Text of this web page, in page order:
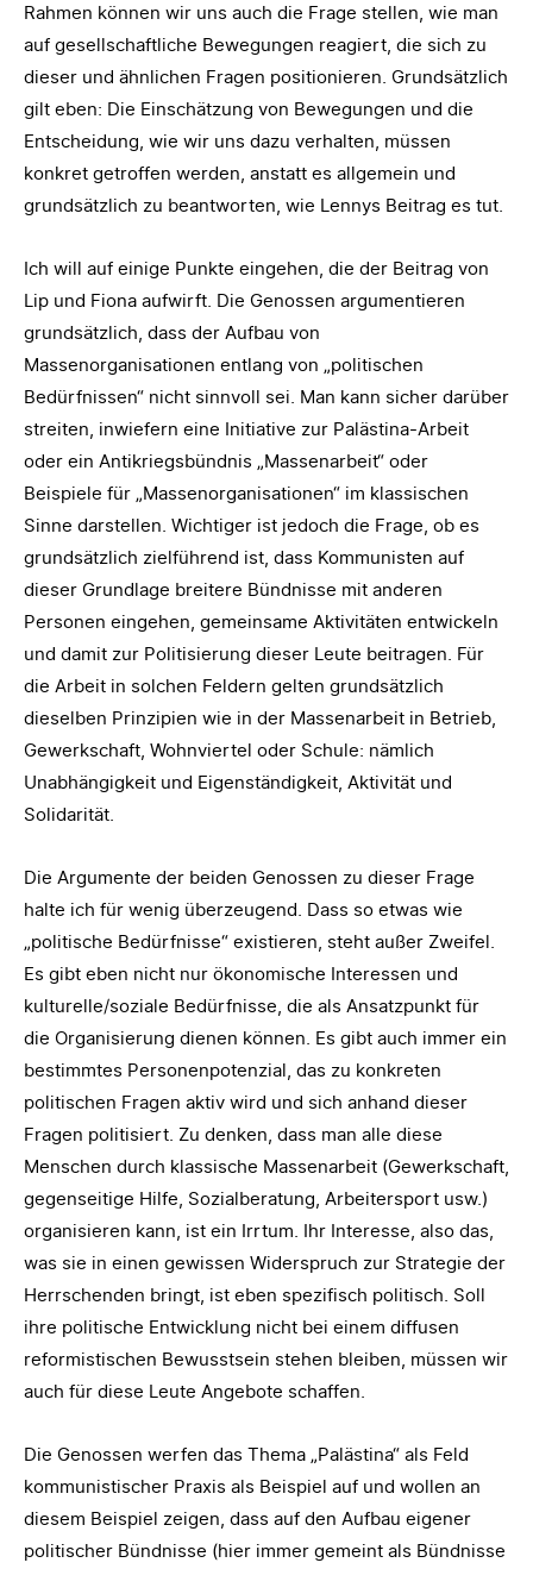
Rahmen können wir uns auch die Frage stellen, wie man
auf gesellschaftliche Bewegungen reagiert, die sich zu
dieser und ähnlichen Fragen positionieren. Grundsätzlich
gilt eben: Die Einschätzung von Bewegungen und die
Entscheidung, wie wir uns dazu verhalten, müssen
konkret getroffen werden, anstatt es allgemein und
grundsätzlich zu beantworten, wie Lennys Beitrag es tut.
Ich will auf einige Punkte eingehen, die der Beitrag von
Lip und Fiona aufwirft. Die Genossen argumentieren
grundsätzlich, dass der Aufbau von
Massenorganisationen entlang von „politischen
Bedürfnissen“ nicht sinnvoll sei. Man kann sicher darüber
streiten, inwiefern eine Initiative zur Palästina-Arbeit
oder ein Antikriegsbündnis „Massenarbeit“ oder
Beispiele für „Massenorganisationen“ im klassischen
Sinne darstellen. Wichtiger ist jedoch die Frage, ob es
grundsätzlich zielführend ist, dass Kommunisten auf
dieser Grundlage breitere Bündnisse mit anderen
Personen eingehen, gemeinsame Aktivitäten entwickeln
und damit zur Politisierung dieser Leute beitragen. Für
die Arbeit in solchen Feldern gelten grundsätzlich
dieselben Prinzipien wie in der Massenarbeit in Betrieb,
Gewerkschaft, Wohnviertel oder Schule: nämlich
Unabhängigkeit und Eigenständigkeit, Aktivität und
Solidarität.
Die Argumente der beiden Genossen zu dieser Frage
halte ich für wenig überzeugend. Dass so etwas wie
„politische Bedürfnisse“ existieren, steht außer Zweifel.
Es gibt eben nicht nur ökonomische Interessen und
kulturelle/soziale Bedürfnisse, die als Ansatzpunkt für
die Organisierung dienen können. Es gibt auch immer ein
bestimmtes Personenpotenzial, das zu konkreten
politischen Fragen aktiv wird und sich anhand dieser
Fragen politisiert. Zu denken, dass man alle diese
Menschen durch klassische Massenarbeit (Gewerkschaft,
gegenseitige Hilfe, Sozialberatung, Arbeitersport usw.)
organisieren kann, ist ein Irrtum. Ihr Interesse, also das,
was sie in einen gewissen Widerspruch zur Strategie der
Herrschenden bringt, ist eben spezifisch politisch. Soll
ihre politische Entwicklung nicht bei einem diffusen
reformistischen Bewusstsein stehen bleiben, müssen wir
auch für diese Leute Angebote schaffen.
Die Genossen werfen das Thema „Palästina“ als Feld
kommunistischer Praxis als Beispiel auf und wollen an
diesem Beispiel zeigen, dass auf den Aufbau eigener
politischer Bündnisse (hier immer gemeint als Bündnisse